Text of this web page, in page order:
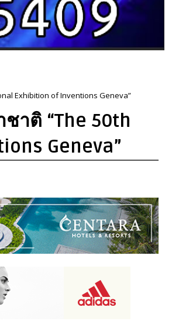
Exhibition of Inventions Geneva”
าติ “The 50th
Geneva”